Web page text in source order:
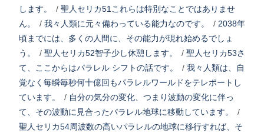
します。
/ 聖人セリカ51これらは特別なことではありませ
ん。
/ 我々人類に元々備わっている能力なのです。 / 2038年
頃までには、多くの人間に、その能力が現れ始めるでしょ
う。
/ 聖人セリカ52智子少し休憩します。 / 聖人セリカ53さ
て、ここからはパラレル シフトの話です。
/ 我々人類は、自
覚なく毎瞬毎秒何十億回もパラレルワールドをテレポートし
ています。
/ 自分の気分の変化、つまり波動の変化に伴っ
て、その波動に見合ったパラレル地球に移動しています。
/
聖人セリカ54周波数の高いパラレルの地球に移行すれば、そ